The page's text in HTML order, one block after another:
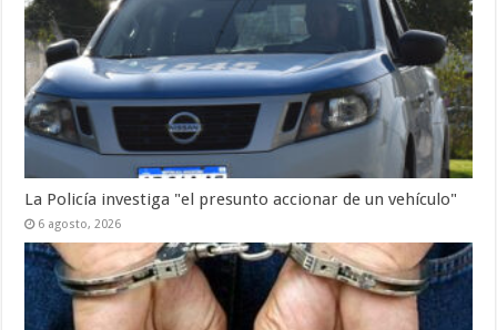
La Policía investiga "el presunto accionar de un vehículo"
6 agosto, 2026